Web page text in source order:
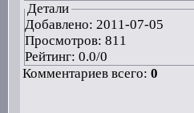
Детали
Добавлено: 2011-07-05
Просмотров: 811
Рейтинг: 0.0/0
Комментариев всего: 0